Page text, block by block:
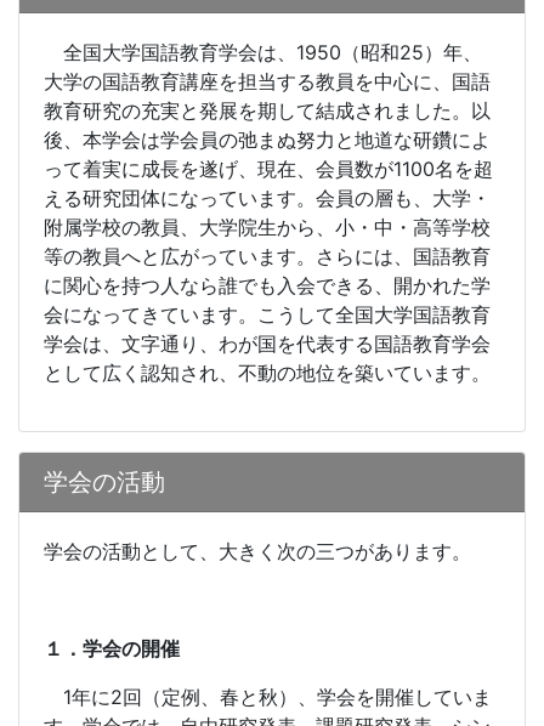
全国大学国語教育学会は、 1950 （昭和25）年、
大学の国語教育講座を担当する教員を中心に、国語
教育研究の充実と発展を期して結成されました。以
後、本学会は学会員の弛まぬ努力と地道な研鑽によ
って着実に成長を遂げ、現在、会員数が1100名を超
える研究団体になっています。会員の層も、大学・
附属学校の教員、大学院生から、小・中・高等学校
等の教員へと広がっています。さらには、国語教育
に関心を持つ人なら誰でも入会できる、開かれた学
会になってきています。こうして全国大学国語教育
学会は、文字通り、わが国を代表する国語教育学会
として広く認知され、不動の地位を築いています。
学会の活動
学会の活動として、大きく次の三つがあります。
１．学会の開催
1年に2回（定例、春と秋）、学会を開催していま